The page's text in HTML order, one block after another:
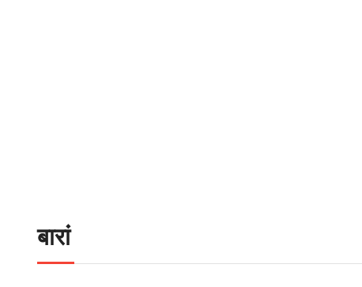
बारां